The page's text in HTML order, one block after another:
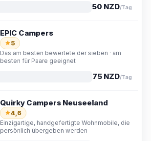
50 NZD/Tag
EPIC Campers
5
Das am besten bewertete der sieben · am
besten für Paare geeignet
75 NZD/Tag
Quirky Campers Neuseeland
4,6
Einzigartige, handgefertigte Wohnmobile, die
persönlich übergeben werden